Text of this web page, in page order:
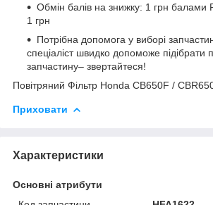
Обмін балів на знижку: 1 грн балами
1 грн
Потрібна допомога у виборі
спеціаліст швидко допоможе підібрати
запчастину– звертайтеся!
Повітряний Фільтр Honda CB650F /
Приховати
Характеристики
Основні атрибути